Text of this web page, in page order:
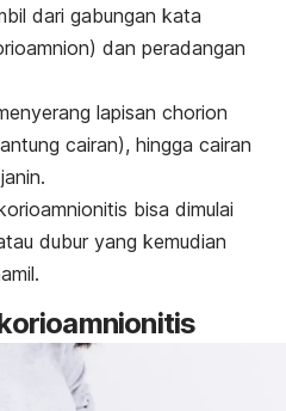
dari gabungan kata
dan peradangan
lapisan chorion
cairan), hingga cairan
bisa dimulai
dubur yang kemudian